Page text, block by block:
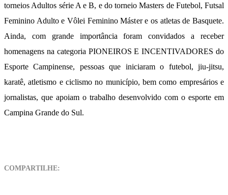
torneios Adultos série A e B, e do torneio Masters de Futebol, Futsal
Feminino Adulto e Vôlei Feminino Máster e os atletas de Basquete.
Ainda, com grande importância foram convidados a receber
homenagens na categoria PIONEIROS E INCENTIVADORES do
Esporte Campinense, pessoas que iniciaram o futebol, jiu-jitsu,
karatê, atletismo e ciclismo no município, bem como empresários e
jornalistas, que apoiam o trabalho desenvolvido com o esporte em
Campina Grande do Sul.
COMPARTILHE: